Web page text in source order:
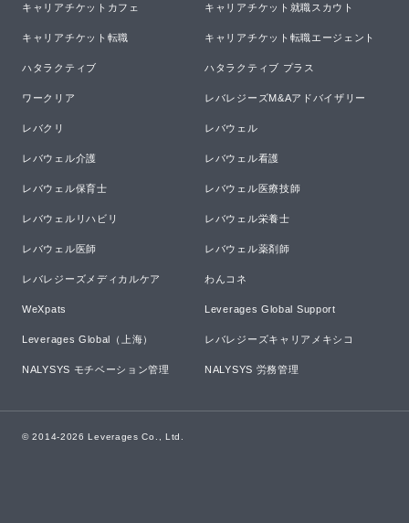
キャリアチケットカフェ キャリアチケット就職スカウト
キャリアチケット転職 キャリアチケット転職エージェント
ハタラクティブ ハタラクティブ プラス
ワークリア レバレジーズM&Aアドバイザリー
レバクリ レバウェル
レバウェル介護 レバウェル看護
レバウェル保育士 レバウェル医療技師
レバウェルリハビリ レバウェル栄養士
レバウェル医師 レバウェル薬剤師
レバレジーズメディカルケア わんコネ
WeXpats Leverages Global Support
Leverages Global（上海） レバレジーズキャリアメキシコ
NALYSYS モチベーション管理 NALYSYS 労務管理
© 2014-2026 Leverages Co., Ltd.